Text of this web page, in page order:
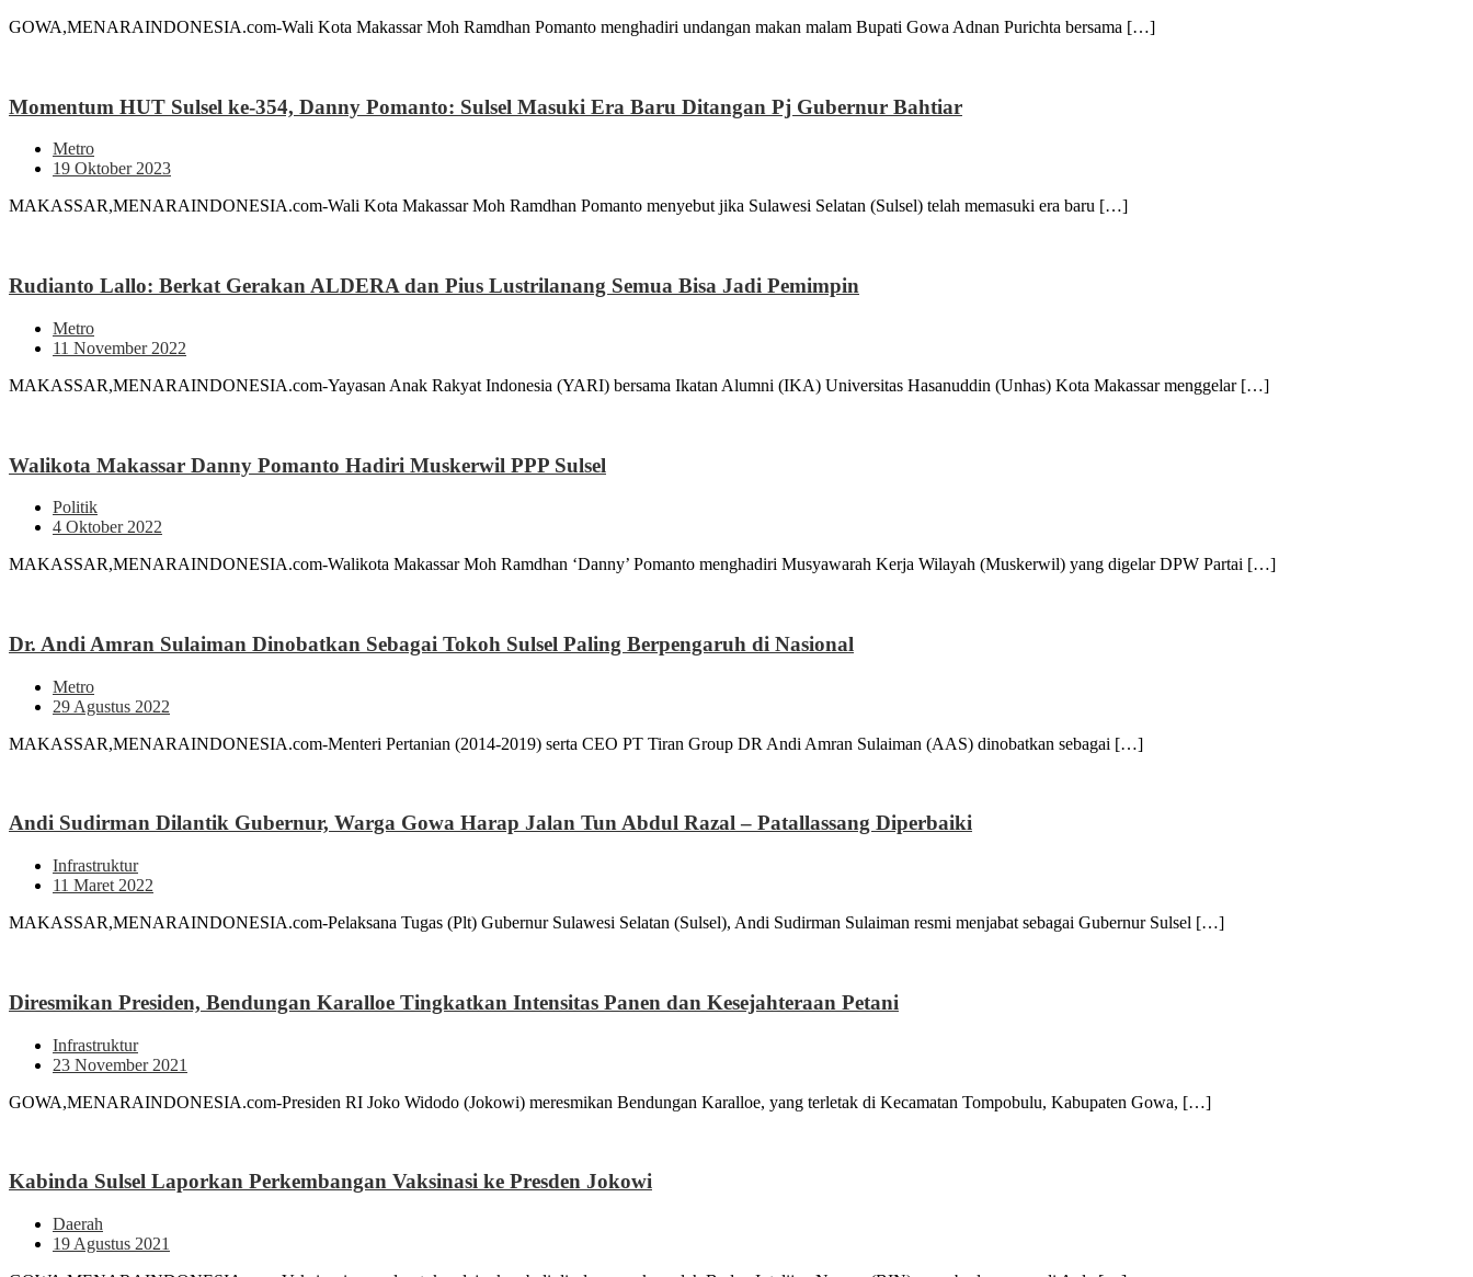
GOWA,MENARAINDONESIA.com-Wali Kota Makassar Moh Ramdhan Pomanto menghadiri undangan makan malam Bupati Gowa Adnan Purichta bersama […]
Momentum HUT Sulsel ke-354, Danny Pomanto: Sulsel Masuki Era Baru Ditangan Pj Gubernur Bahtiar
Metro
19 Oktober 2023
MAKASSAR,MENARAINDONESIA.com-Wali Kota Makassar Moh Ramdhan Pomanto menyebut jika Sulawesi Selatan (Sulsel) telah memasuki era baru […]
Rudianto Lallo: Berkat Gerakan ALDERA dan Pius Lustrilanang Semua Bisa Jadi Pemimpin
Metro
11 November 2022
MAKASSAR,MENARAINDONESIA.com-Yayasan Anak Rakyat Indonesia (YARI) bersama Ikatan Alumni (IKA) Universitas Hasanuddin (Unhas) Kota Makassar menggelar […]
Walikota Makassar Danny Pomanto Hadiri Muskerwil PPP Sulsel
Politik
4 Oktober 2022
MAKASSAR,MENARAINDONESIA.com-Walikota Makassar Moh Ramdhan ‘Danny’ Pomanto menghadiri Musyawarah Kerja Wilayah (Muskerwil) yang digelar DPW Partai […]
Dr. Andi Amran Sulaiman Dinobatkan Sebagai Tokoh Sulsel Paling Berpengaruh di Nasional
Metro
29 Agustus 2022
MAKASSAR,MENARAINDONESIA.com-Menteri Pertanian (2014-2019) serta CEO PT Tiran Group DR Andi Amran Sulaiman (AAS) dinobatkan sebagai […]
Andi Sudirman Dilantik Gubernur, Warga Gowa Harap Jalan Tun Abdul Razal – Patallassang Diperbaiki
Infrastruktur
11 Maret 2022
MAKASSAR,MENARAINDONESIA.com-Pelaksana Tugas (Plt) Gubernur Sulawesi Selatan (Sulsel), Andi Sudirman Sulaiman resmi menjabat sebagai Gubernur Sulsel […]
Diresmikan Presiden, Bendungan Karalloe Tingkatkan Intensitas Panen dan Kesejahteraan Petani
Infrastruktur
23 November 2021
GOWA,MENARAINDONESIA.com-Presiden RI Joko Widodo (Jokowi) meresmikan Bendungan Karalloe, yang terletak di Kecamatan Tompobulu, Kabupaten Gowa, […]
Kabinda Sulsel Laporkan Perkembangan Vaksinasi ke Presden Jokowi
Daerah
19 Agustus 2021